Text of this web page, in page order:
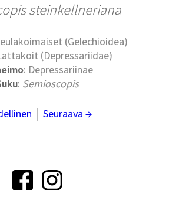
steinkellneriana
(Gelechioidea)
(Depressariidae)
: Depressariinae
: Semioscopis
Seuraava →